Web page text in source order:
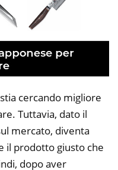
cercando migliore
Tuttavia, dato il
mercato, diventa
il prodotto giusto che
dopo aver